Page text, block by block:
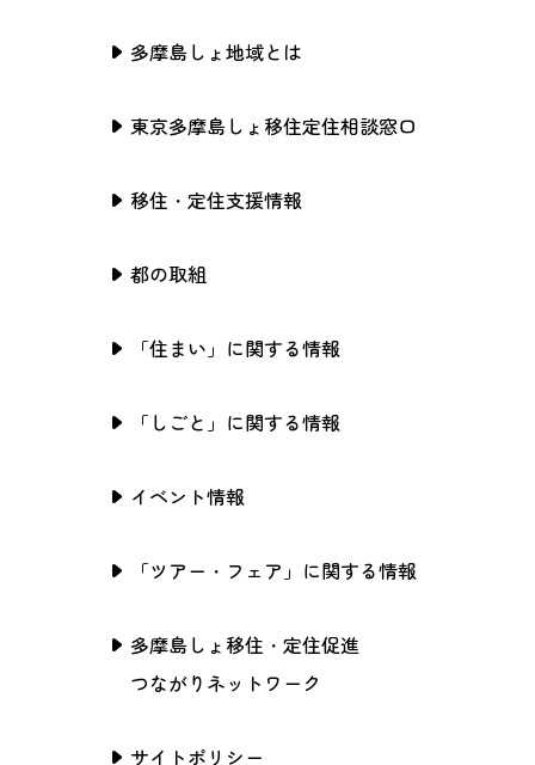
多摩島しょ地域とは
東京多摩島しょ移住定住相談窓口
移住・定住支援情報
都の取組
「住まい」に関する情報
「しごと」に関する情報
イベント情報
「ツアー・フェア」に関する情報
多摩島しょ移住・定住促進
つながりネットワーク
サイトポリシー